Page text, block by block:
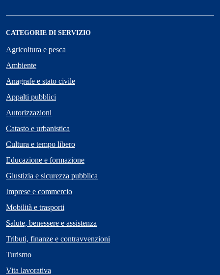
CATEGORIE DI SERVIZIO
Agricoltura e pesca
Ambiente
Anagrafe e stato civile
Appalti pubblici
Autorizzazioni
Catasto e urbanistica
Cultura e tempo libero
Educazione e formazione
Giustizia e sicurezza pubblica
Imprese e commercio
Mobilità e trasporti
Salute, benessere e assistenza
Tributi, finanze e contravvenzioni
Turismo
Vita lavorativa